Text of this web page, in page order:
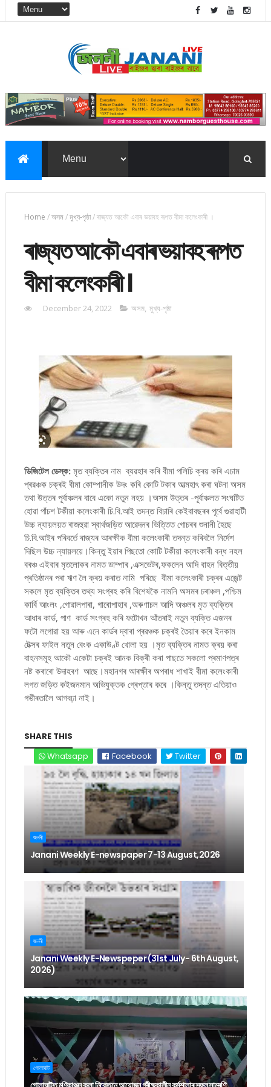
Home /অসম/মুখ্য-পৃষ্ঠা/ৰাজ্যত আকৌ এবাৰ ভয়াবহ ৰূপত বীমা কলেংকাৰী ।
ৰাজ্যত আকৌ এবাৰ ভয়াবহ ৰূপত
বীমা কলেংকাৰী ।
December 24, 2022 অসম, মুখ্য-পৃষ্ঠা
ডিজিটেল ডেস্ক: মৃত ব্যক্তিৰ নাম ব্যৱহাৰ কৰি বীমা পলিচি ক্ৰয় কৰি এচাম
প্ৰৱঞ্চক চক্ৰই বীমা কোম্পানীক উদং কৰি কোটি টকাৰ আত্মহাৎ কৰা ঘটনা অসম
তথা উত্তৰ পূৰ্বাঞ্চলৰ বাবে একো নতুন নহয় ।অসম উত্তৰ -পূৰ্বাঞ্চলত সংঘটিত
হোৱা পাঁচশ টকীয়া কলেংকাৰী চি.বি.আই তদন্ত বিচাৰি কেইবাবছৰৰ পূৰ্বে গুৱাহাটী
উচ্চ ন্যায়লয়ত ৰাজহুৱা স্বাৰ্থজড়িত আৱেদনৰ ভিত্তিত গোচৰৰ শুনানী হৈছে
চি.বি.আইৰ পৰিবৰ্তে ৰাজ্যৰ আৰক্ষীক বীমা কলেংকাৰী তদন্ত কৰিবলৈ নিৰ্দেশ
দিছিল উচ্চ ন্যায়লয়ে।কিন্তু ইয়াৰ পিছতো কোটি টকীয়া কলেংকাৰী বন্ধ নহল
বৰঞ্চ এইবাৰ মৃতলোকৰ নামত ডাম্পাৰ ,এক্সভেটৰ,ফকলেন আদি বাহন বিত্তীয়
প্ৰতিষ্ঠানৰ পৰা ঋণ লৈ ক্ৰয় কৰাত নামি পৰিছে বীমা কলেংকাৰী চক্ৰৰ এজেন্ট
সকলে মৃত ব্যক্তিৰ তথ্য সংগ্ৰহ কৰি বিশেষকৈ নামনি অসমৰ চৰাঞ্চল ,পশ্চিম
কাৰ্বি আংলং ,গোৱালপাৰা, গাৰোপাহাৰ ,অৰুণাচল আদি অঞ্চলৰ মৃত ব্যক্তিৰ
আধাৰ কাৰ্ড, পাণ কাৰ্ড সংগ্ৰহ কৰি ফটোখন আঁতৰাই নতুন ব্যক্তি এজনৰ
ফটো লগোৱা হয় আৰু এনে কাৰ্ডৰ দ্বাৰা প্ৰৱঞ্চক চক্ৰই তৈয়াৰ কৰে ইনকাম
টেক্সৰ ফাইল নতুন বেংক একাউণ্ট খোলা হয় ।মৃত ব্যক্তিৰ নামত ক্ৰয় কৰা
বাহনসমূহ আকৌ একেটা চক্ৰই আনক বিক্ৰী কৰা পাছতে সকলো প্ৰমাণপত্ৰ
নষ্ট কৰাৰো উদাহৰণ আছে।মহানগৰ আৰক্ষীৰ অপৰাধ শাখাই বীমা কলেংকাৰী
লগত জড়িত কইজনমান অভিযুক্তক গ্ৰেপ্তাৰ কৰে ।কিন্তু তদন্ত এতিয়াও
গভীৰতালৈ আগবঢ়া নাই।
SHARE THIS
Whatsapp
Facebook Twitter
জননী
Janani Weekly E-newspaper 7-13 August,2026
জননী
Janani Weekly E-Newspeper (31st July- 6th August,
2026)
গোলাঘাট